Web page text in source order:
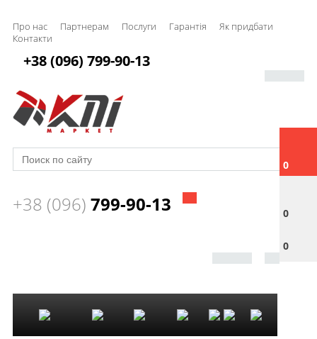
Про нас Партнерам Послуги Гарантія
Як придбати
Контакти
0
0
0
+38 (096) 799-90-13
+38 (096) 799-90-13